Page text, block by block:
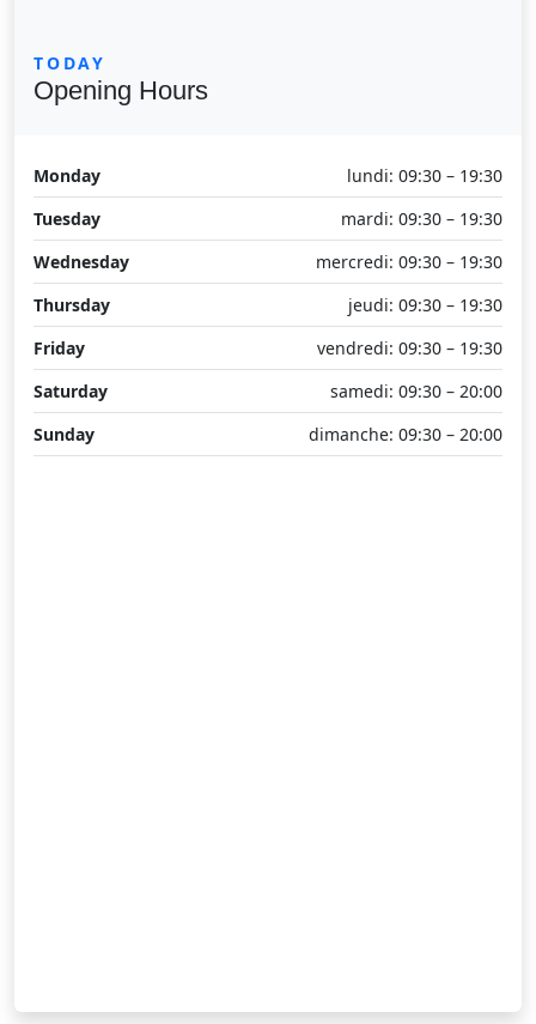
TODAY
Opening Hours
Monday
lundi: 09:30 – 19:30
Tuesday
mardi: 09:30 – 19:30
Wednesday
mercredi: 09:30 – 19:30
Thursday
jeudi: 09:30 – 19:30
Friday
vendredi: 09:30 – 19:30
Saturday
samedi: 09:30 – 20:00
Sunday
dimanche: 09:30 – 20:00